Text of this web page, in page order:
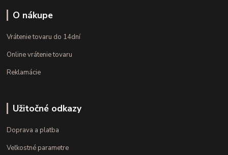
O nákupe
Vrátenie tovaru do 14dní
Online vrátenie tovaru
Reklamácie
Užitočné odkazy
Doprava a platba
Veľkostné parametre